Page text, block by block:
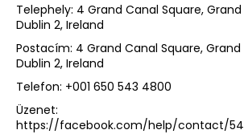
Telephely: 4 Grand Canal Square,
Dublin 2, Ireland
Postacím: 4 Grand Canal Square,
Dublin 2, Ireland
Telefon: +001 650 543 4800
Üzenet:
https://facebook.com/help/contact/